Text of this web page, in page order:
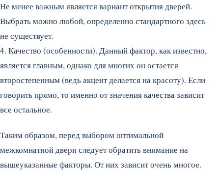
Не менее важным является вариант открытия дверей.
Выбрать можно любой, определенно стандартного здесь
не существует.
4. Качество (особенности). Данный фактор, как известно,
является главным, однако для многих он остается
второстепенным (ведь акцент делается на красоту). Если
говорить прямо, то именно от значения качества зависит
все остальное.
Таким образом, перед выбором оптимальной
межкомнатной двери следует обратить внимание на
вышеуказанные факторы. От них зависит очень многое.